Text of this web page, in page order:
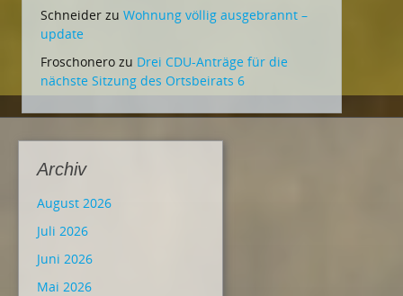
Schneider zu Wohnung völlig ausgebrannt –
update
Froschonero zu Drei CDU-Anträge für die
nächste Sitzung des Ortsbeirats 6
Archiv
August 2026
Juli 2026
Juni 2026
Mai 2026